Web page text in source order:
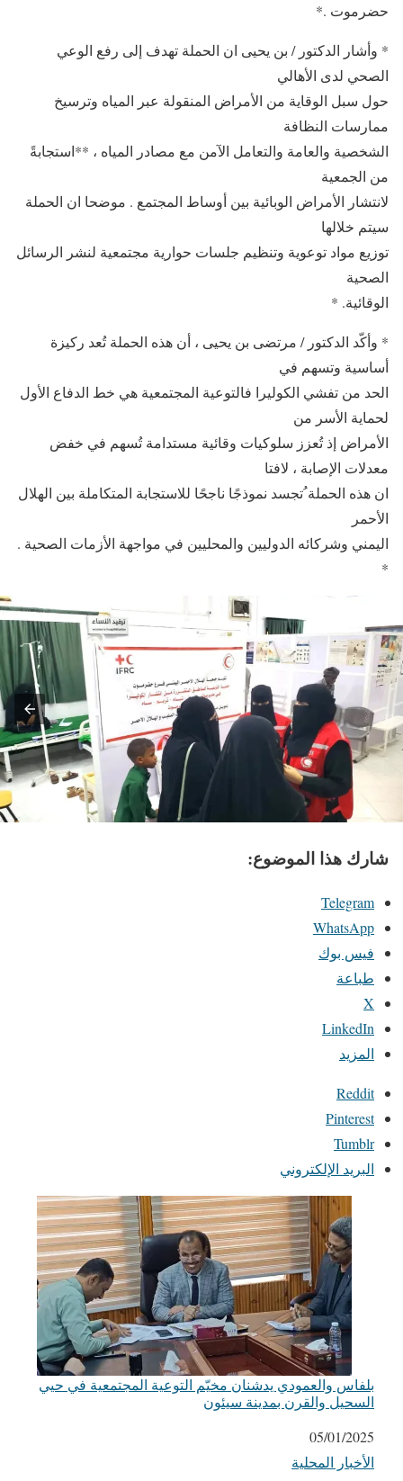
حضرموت .*
* وأشار الدكتور / بن يحيى ان الحملة تهدف إلى رفع الوعي
الصحي لدى الأهالي
حول سبل الوقاية من الأمراض المنقولة عبر المياه وترسيخ
ممارسات النظافة
الشخصية والعامة والتعامل الآمن مع مصادر المياه ، **استجابةً
من الجمعية
لانتشار الأمراض الوبائية بين أوساط المجتمع . موضحا ان الحملة
سيتم خلالها
توزيع مواد توعوية وتنظيم جلسات حوارية مجتمعية لنشر الرسائل
الصحية
الوقائية. *
* وأكّد الدكتور / مرتضى بن يحيى ، أن هذه الحملة تُعد ركيزة
أساسية وتسهم في
الحد من تفشي الكوليرا فالتوعية المجتمعية هي خط الدفاع الأول
لحماية الأسر من
الأمراض إذ تُعزز سلوكيات وقائية مستدامة تُسهم في خفض
معدلات الإصابة ، لافتا
ان هذه الحملة ُتجسد نموذجًا ناجحًا للاستجابة المتكاملة بين الهلال
الأحمر
اليمني وشركائه الدوليين والمحليين في مواجهة الأزمات الصحية .
*
شارك هذا الموضوع:
Telegram
WhatsApp
فيس بوك
طباعة
X
LinkedIn
المزيد
Reddit
Pinterest
Tumblr
البريد الإلكتروني
بلفاس والعمودي يدشنان مخيّم التوعية المجتمعية في حيي
السحيل والقرن بمدينة سيئون
التاريخ
05/01/2025
في ما يتعلق بما يأتي
الأخبار المحلية